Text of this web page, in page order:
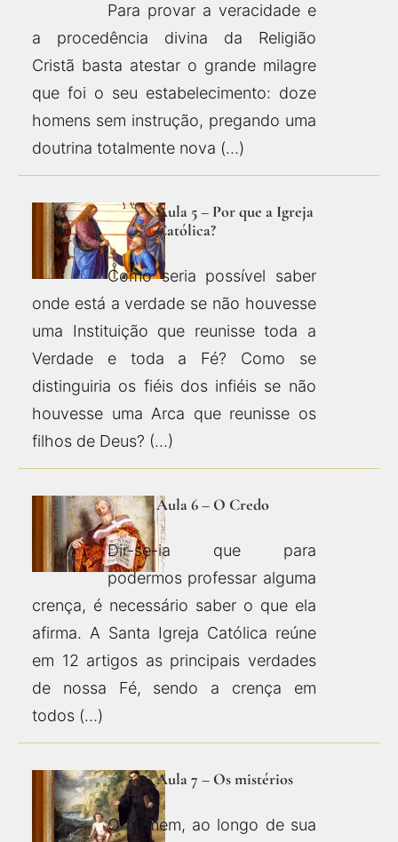
Para provar a veracidade e
a procedência divina da Religião
Cristã basta atestar o grande milagre
que foi o seu estabelecimento: doze
homens sem instrução, pregando uma
doutrina totalmente nova (…)
Aula 5 – Por que a Igreja
Católica?
Como seria possível saber
onde está a verdade se não houvesse
uma Instituição que reunisse toda a
Verdade e toda a Fé? Como se
distinguiria os fiéis dos infiéis se não
houvesse uma Arca que reunisse os
filhos de Deus? (…)
Aula 6 – O Credo
Dir-se-ia que para
podermos professar alguma
crença, é necessário saber o que ela
afirma. A Santa Igreja Católica reúne
em 12 artigos as principais verdades
de nossa Fé, sendo a crença em
todos (…)
Aula 7 – Os mistérios
O homem, ao longo de sua